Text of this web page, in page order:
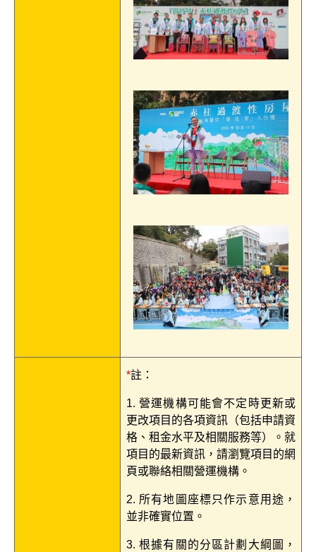
*註：
1. 營運機構可能會不定時更新或
更改項目的各項資訊（包括申請資
格、租金水平及相關服務等）。就
項目的最新資訊，請瀏覽項目的網
頁或聯絡相關營運機構。
2. 所有地圖座標只作示意用途，
並非確實位置。
3. 根據有關的分區計劃大綱圖，